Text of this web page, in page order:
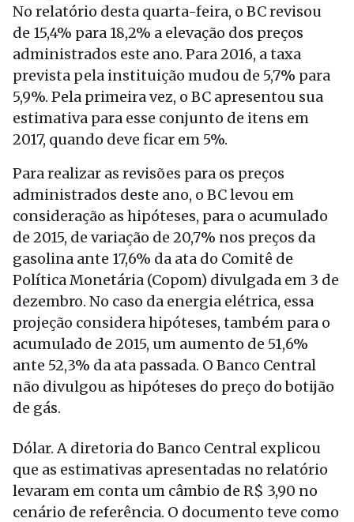
No relatório desta quarta-feira, o BC revisou
de 15,4% para 18,2% a elevação dos preços
administrados este ano. Para 2016, a taxa
prevista pela instituição mudou de 5,7% para
5,9%. Pela primeira vez, o BC apresentou sua
estimativa para esse conjunto de itens em
2017, quando deve ficar em 5%.
Para realizar as revisões para os preços
administrados deste ano, o BC levou em
consideração as hipóteses, para o acumulado
de 2015, de variação de 20,7% nos preços da
gasolina ante 17,6% da ata do Comitê de
Política Monetária (Copom) divulgada em 3 de
dezembro. No caso da energia elétrica, essa
projeção considera hipóteses, também para o
acumulado de 2015, um aumento de 51,6%
ante 52,3% da ata passada. O Banco Central
não divulgou as hipóteses do preço do botijão
de gás.
Dólar. A diretoria do Banco Central explicou
que as estimativas apresentadas no relatório
levaram em conta um câmbio de R$ 3,90 no
cenário de referência. O documento teve como